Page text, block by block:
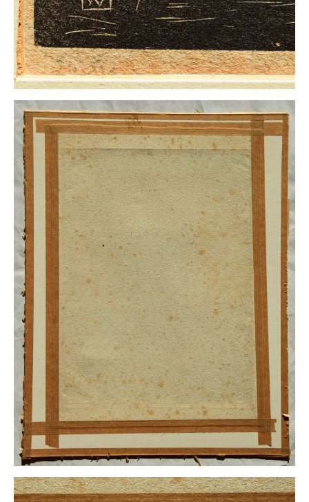
Datenschutz
AGB
Widerruf